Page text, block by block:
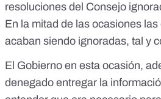
resoluciones del Consejo
En la mitad de las ocasiones
acaban siendo ignoradas, tal y
El Gobierno en esta ocasión,
denegado entregar la